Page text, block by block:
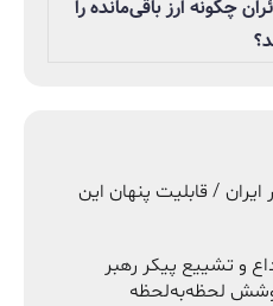
چگونه ارز باقی‌مانده را
ایران / قابلیت پنهان این
و تشییع پیکر رهبر
لحظه‌به‌لحظه